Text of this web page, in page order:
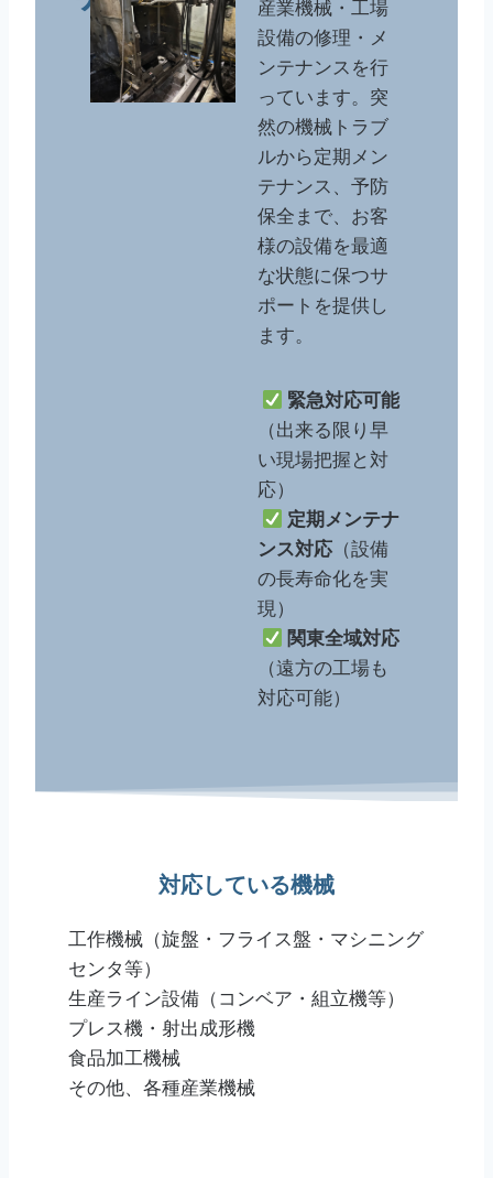
産業機械・工場
設備の修理・メ
ンテナンスを行
っています。突
然の機械トラブ
ルから定期メン
テナンス、予防
保全まで、お客
様の設備を最適
な状態に保つサ
ポートを提供し
ます。
緊急対応可能
（出来る限り早
い現場把握と対
応）
定期メンテナ
ンス対応 （設備
の長寿命化を実
現）
関東全域対応
（遠方の工場も
対応可能）
対応している機械
工作機械（旋盤・フライス盤・マシニング
センタ等）
生産ライン設備（コンベア・組立機等）
プレス機・射出成形機
食品加工機械
その他、各種産業機械